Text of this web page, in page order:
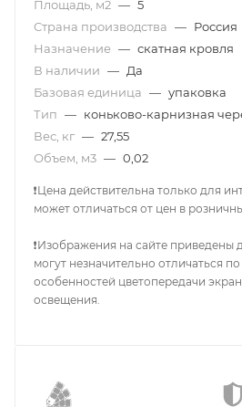
Площадь, м2 — 5
Страна производства — Россия
Назначение — скатная кровля
В наличии — Да
Базовая единица — упаковка
Тип — коньково-карнизная
Вес, кг — 27,55
Объем, м3 — 0,02
❗Цена действительна только для
может отличаться от цен в
❗Изображения на сайте приведены
могут незначительно отличаться по
особенностей цветопередачи
освещения.